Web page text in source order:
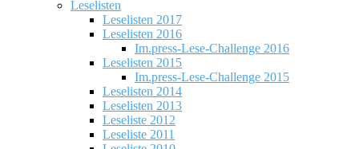
Leselisten
Leselisten 2017
Leselisten 2016
Im.press-Lese-Challenge 2016
Leselisten 2015
Im.press-Lese-Challenge 2015
Leselisten 2014
Leselisten 2013
Leseliste 2012
Leseliste 2011